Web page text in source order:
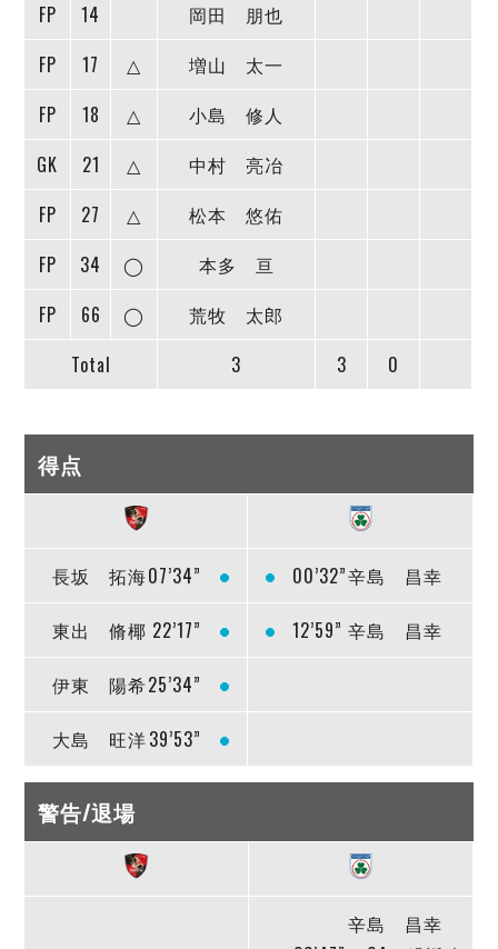
FP
14
岡田 朋也
FP
17 △
増山 太一
FP
18 △
小島 修人
GK
21 △
中村 亮冶
FP
27 △
松本 悠佑
FP
34 ◯
本多 亘
FP
66 ◯
荒牧 太郎
Total
3 3 0
得点
長坂 拓海07’34” 00’32”辛島 昌幸
東出 脩椰 22’17” 12’59” 辛島 昌幸
伊東 陽希25’34”
大島 旺洋39’53”
警告/退場
辛島 昌幸